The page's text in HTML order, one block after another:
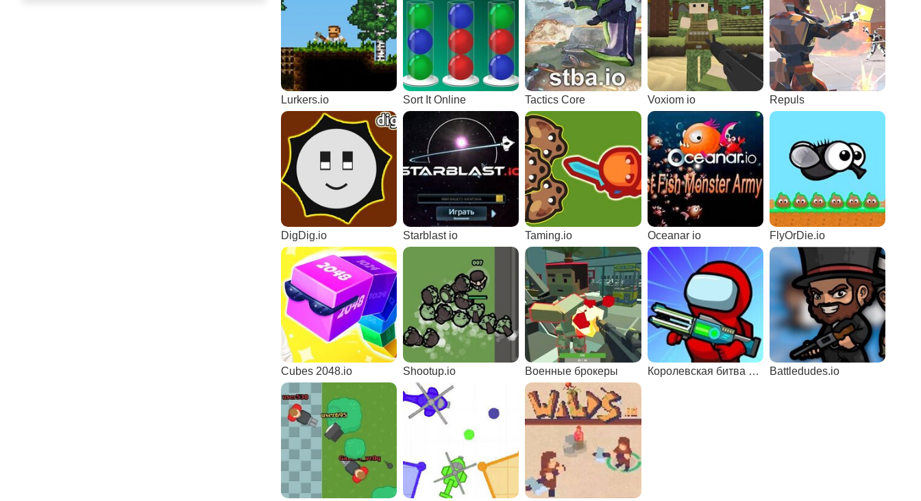
Lurkers.io Sort It Online Tactics Core Voxiom io Repuls
DigDig.io Starblast io Taming.io Oceanar io FlyOrDie.io
Cubes 2048.io Shootup.io Военные брокеры Королевская битва Амонг Ас Battledudes.io